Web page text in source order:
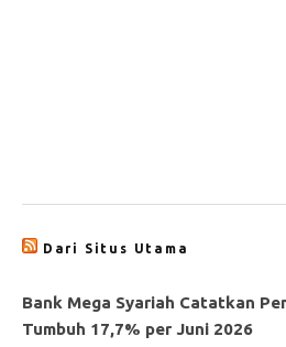
Dari Situs Utama
Bank Mega Syariah Catatkan
Tumbuh 17,7% per Juni 2026